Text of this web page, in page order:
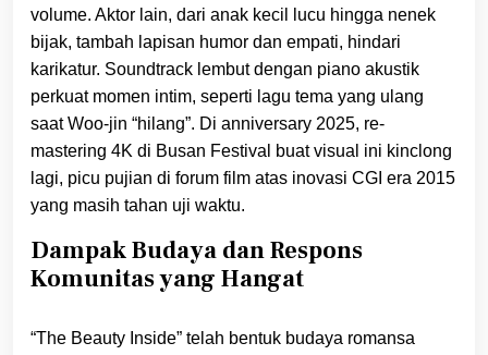
volume. Aktor lain, dari anak kecil lucu hingga nenek
bijak, tambah lapisan humor dan empati, hindari
karikatur. Soundtrack lembut dengan piano akustik
perkuat momen intim, seperti lagu tema yang ulang
saat Woo-jin “hilang”. Di anniversary 2025, re-
mastering 4K di Busan Festival buat visual ini kinclong
lagi, picu pujian di forum film atas inovasi CGI era 2015
yang masih tahan uji waktu.
Dampak Budaya dan Respons
Komunitas yang Hangat
“The Beauty Inside” telah bentuk budaya romansa